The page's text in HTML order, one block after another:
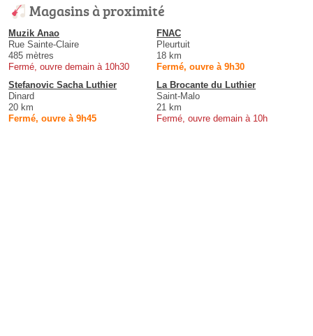
Magasins à proximité
Muzik Anao
Rue Sainte-Claire
485 mètres
Fermé, ouvre demain à 10h30
FNAC
Pleurtuit
18 km
Fermé, ouvre à 9h30
Stefanovic Sacha Luthier
Dinard
20 km
Fermé, ouvre à 9h45
La Brocante du Luthier
Saint-Malo
21 km
Fermé, ouvre demain à 10h